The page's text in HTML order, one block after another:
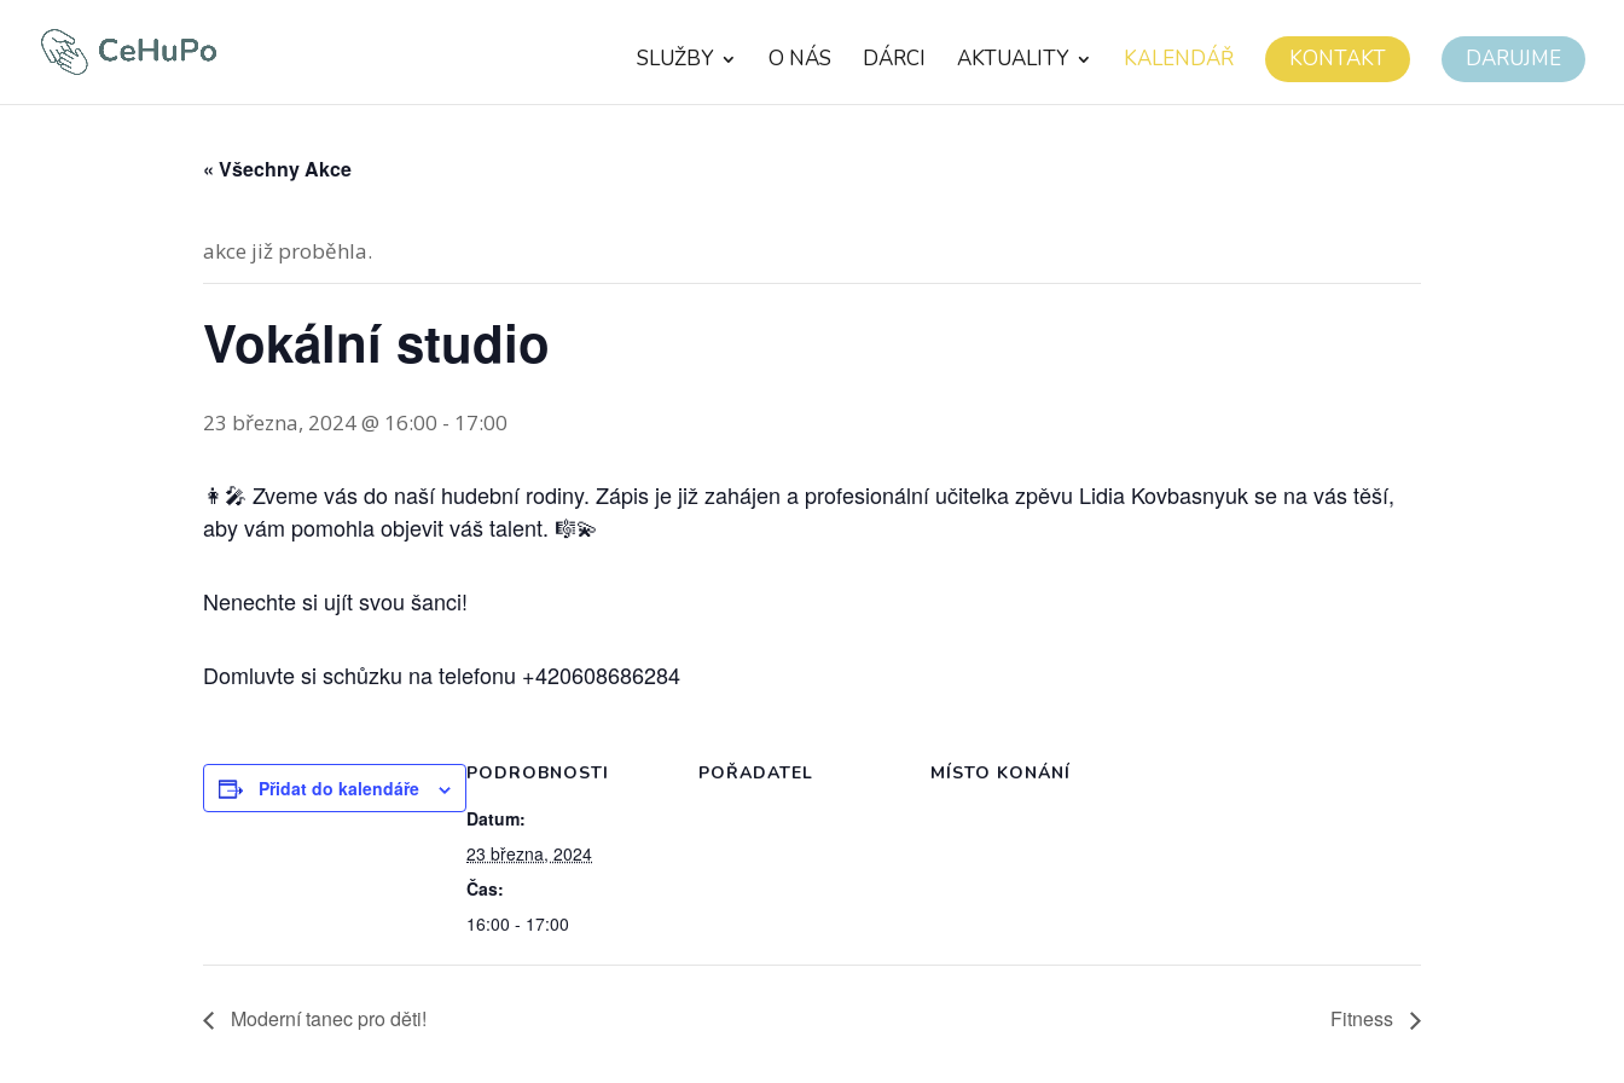
SLUŽBY O NÁS DÁRCI AKTUALITY KALENDÁŘ KONTAKT DARUJME
« Všechny Akce
akce již proběhla.
Vokální studio
23 března, 2024 @ 16:00 - 17:00
👩‍🎤 Zveme vás do naší hudební rodiny. Zápis je již zahájen a profesionální učitelka zpěvu Lidia Kovbasnyuk se na vás těší,
aby vám pomohla objevit váš talent. 🎼💫
Nenechte si ujít svou šanci!
Domluvte si schůzku na telefonu +420608686284
Přidat do kalendáře
PODROBNOSTI
Datum:
23 března, 2024
Čas:
16:00 - 17:00
POŘADATEL MÍSTO KONÁNÍ
Moderní tanec pro děti! Fitness